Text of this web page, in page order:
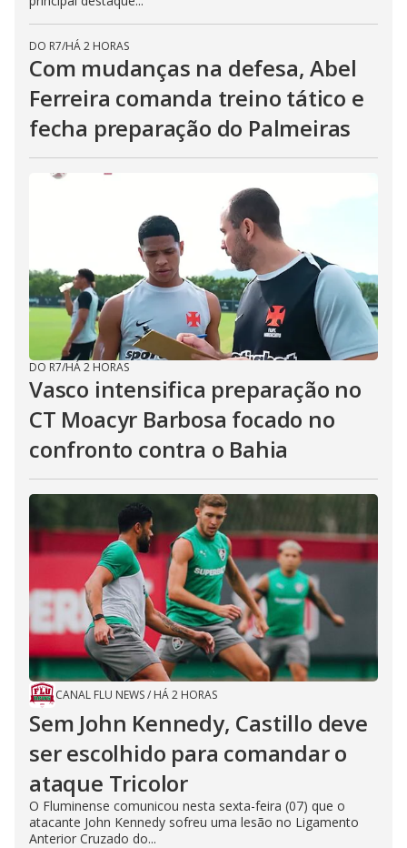
DO R7/HÁ 2 HORAS
Com mudanças na defesa, Abel
Ferreira comanda treino tático e
fecha preparação do Palmeiras
DO R7/HÁ 2 HORAS
Vasco intensifica preparação no
CT Moacyr Barbosa focado no
confronto contra o Bahia
CANAL FLU NEWS/ HÁ 2 HORAS
Sem John Kennedy, Castillo deve
ser escolhido para comandar o
ataque Tricolor
O Fluminense comunicou nesta sexta-feira (07) que o
atacante John Kennedy sofreu uma lesão no Ligamento
Anterior Cruzado do...